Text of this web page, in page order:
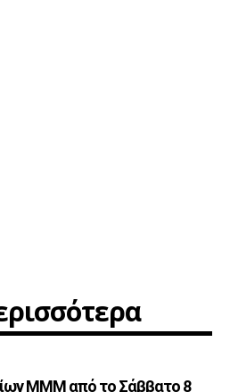
ΜΜΜ από το Σάββατο 8